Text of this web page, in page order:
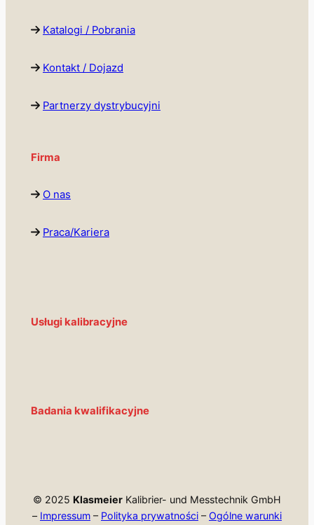
Katalogi / Pobrania
Kontakt / Dojazd
Partnerzy dystrybucyjni
Firma
O nas
Praca/Kariera
Usługi kalibracyjne
Badania kwalifikacyjne
© 2025 Klasmeier Kalibrier- und Messtechnik GmbH
– Impressum – Polityka prywatności – Ogólne warunki